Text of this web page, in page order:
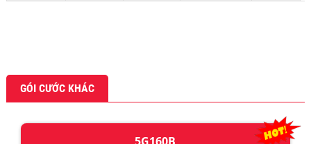
GÓI CƯỚC KHÁC